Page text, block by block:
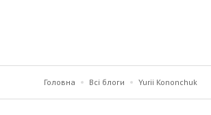
Головна Всі блоги Yurii Kononchuk